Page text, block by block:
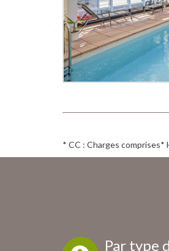
* CC : Charges comprises*
Par type